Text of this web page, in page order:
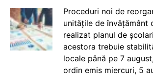
Proceduri noi de
unitățile de învățământ
realizat planul de
acestora trebuie
locale până pe 7
ordin emis miercuri, 5